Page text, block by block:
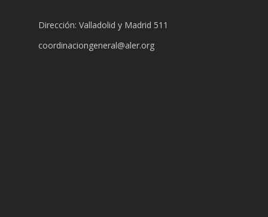
Dirección: Valladolid y Madrid 511
coordinaciongeneral@aler.org